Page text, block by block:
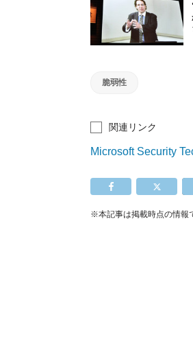
脆弱性
関連リンク
Microsoft Security
※本記事は掲載時点の情報